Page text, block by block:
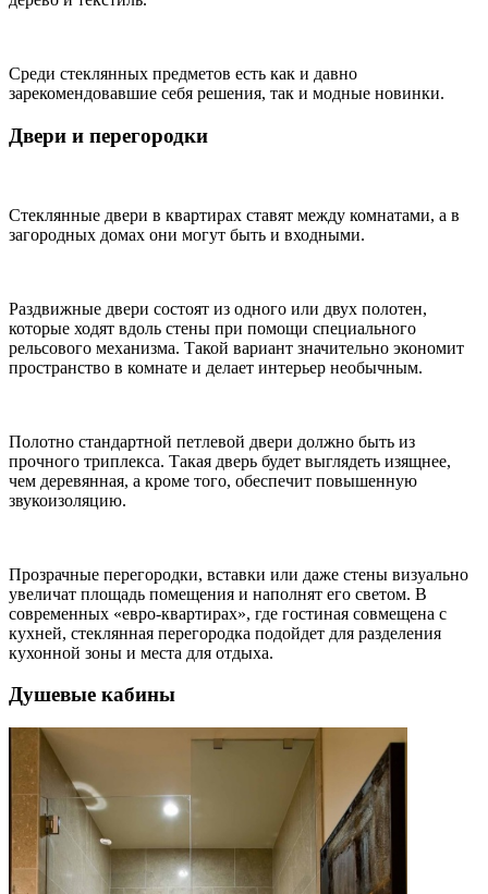
Среди стеклянных предметов есть как и давно
зарекомендовавшие себя решения, так и модные новинки.
Двери и перегородки
Стеклянные двери в квартирах ставят между комнатами, а в
загородных домах они могут быть и входными.
Раздвижные двери состоят из одного или двух полотен,
которые ходят вдоль стены при помощи специального
рельсового механизма. Такой вариант значительно экономит
пространство в комнате и делает интерьер необычным.
Полотно стандартной петлевой двери должно быть из
прочного триплекса. Такая дверь будет выглядеть изящнее,
чем деревянная, а кроме того, обеспечит повышенную
звукоизоляцию.
Прозрачные перегородки, вставки или даже стены визуально
увеличат площадь помещения и наполнят его светом. В
современных «евро-квартирах», где гостиная совмещена с
кухней, стеклянная перегородка подойдет для разделения
кухонной зоны и места для отдыха.
Душевые кабины